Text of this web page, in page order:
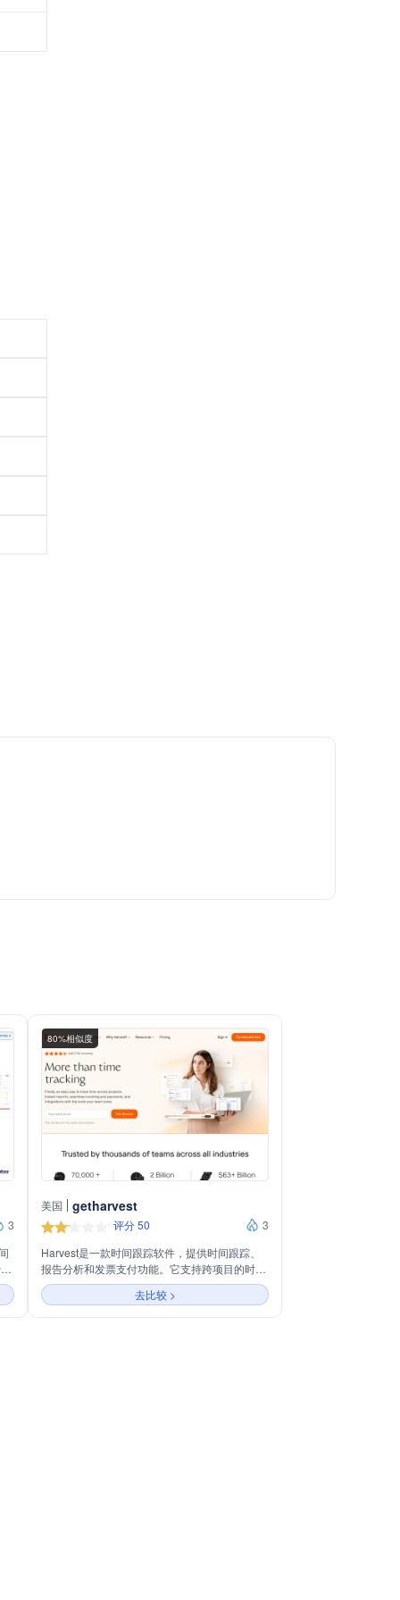
3
工
80%相似度
美国 getharvest
评分 50
3
Harvest是一款时间跟踪软件，提供时间跟踪、
报告分析和发票支付功能。它支持跨项目的时间
跟踪，生成即时报告，并与多种工具集成，帮助
团队高效管理时间和财务。
去比较 >